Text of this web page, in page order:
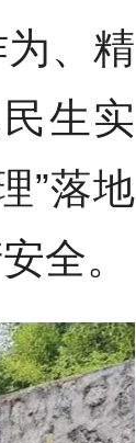
、精
生实
”落地
全。